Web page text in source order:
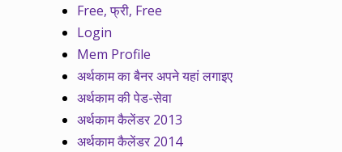
Free, फ्री, Free
Login
Mem Profile
अर्थकाम का बैनर अपने यहां लगाइए
अर्थकाम की पेड-सेवा
अर्थकाम कैलेंडर 2013
अर्थकाम कैलेंडर 2014